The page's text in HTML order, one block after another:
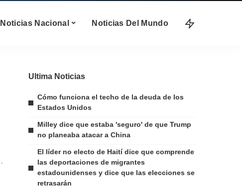
Noticias Nacional Noticias Del Mundo
Ultima Noticias
Cómo funciona el techo de la deuda de los
Estados Unidos
Milley dice que estaba 'seguro' de que Trump
no planeaba atacar a China
El líder no electo de Haití dice que comprende
las deportaciones de migrantes
estadounidenses y dice que las elecciones se
retrasarán